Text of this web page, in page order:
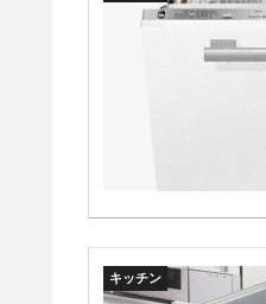
キッチン